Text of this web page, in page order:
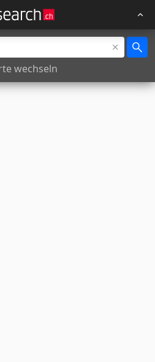
wechseln